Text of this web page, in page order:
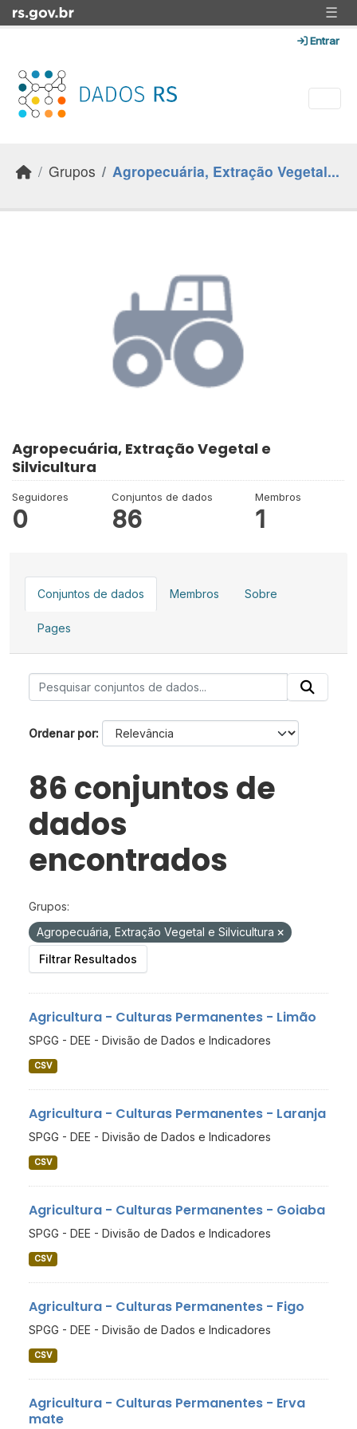
Skip to main content ☰
Entrar
Grupos Agropecuária, Extração Vegetal...
Agropecuária, Extração Vegetal e
Silvicultura
Seguidores
0
Conjuntos de dados
86
Membros
1
Conjuntos de dados Membros Sobre
Pages
Ordenar por
86 conjuntos de
dados
encontrados
Grupos:
Agropecuária, Extração Vegetal e Silvicultura
Filtrar Resultados
Agricultura - Culturas Permanentes - Limão
SPGG - DEE - Divisão de Dados e Indicadores
CSV
Agricultura - Culturas Permanentes - Laranja
SPGG - DEE - Divisão de Dados e Indicadores
CSV
Agricultura - Culturas Permanentes - Goiaba
SPGG - DEE - Divisão de Dados e Indicadores
CSV
Agricultura - Culturas Permanentes - Figo
SPGG - DEE - Divisão de Dados e Indicadores
CSV
Agricultura - Culturas Permanentes - Erva
mate